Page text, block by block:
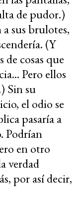
de pudor.)
sus brulotes,
(Y
cosas que
Pero ellos
Sin su
el odio se
pasaría a
Podrían
en otro
verdad
por así decir,